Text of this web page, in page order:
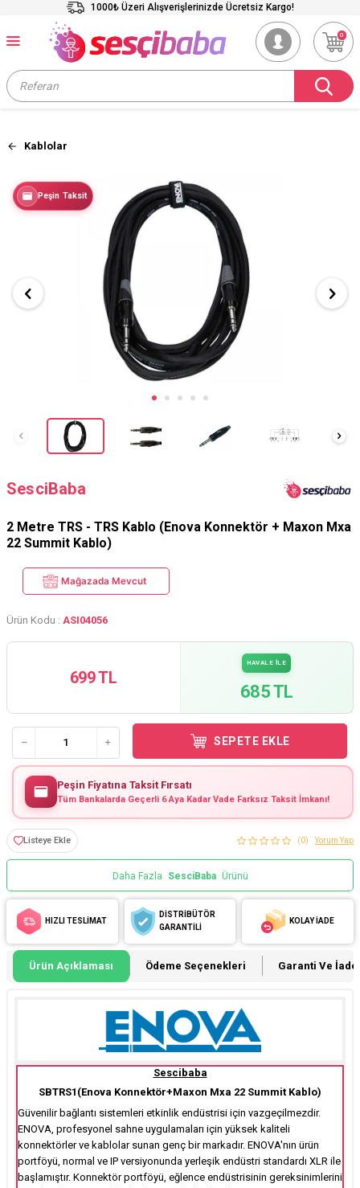
1000₺ Üzeri Alışverişlerinizde Ücretsiz Kargo!
0
Kablolar
Peşin Taksit
SesciBaba
2 Metre TRS - TRS Kablo (Enova Konnektör + Maxon Mxa
22 Summit Kablo)
Mağazada Mevcut
Ürün Kodu : ASI04056
699 TL
HAVALE İLE
685 TL
SEPETE EKLE
Peşin Fiyatına Taksit Fırsatı
Tüm Bankalarda Geçerli 6 Aya Kadar Vade Farksız Taksit İmkanı!
Listeye Ekle (0) Yorum Yap
Daha Fazla SesciBaba Ürünü
HIZLI TESLİMAT
DİSTRİBÜTÖR
GARANTİLİ
KOLAY İADE
Ürün Açıklaması Ödeme Seçenekleri Garanti Ve İade
Sescibaba
SBTRS1(Enova Konnektör+Maxon Mxa 22 Summit Kablo)
Güvenilir bağlantı sistemleri etkinlik endüstrisi için vazgeçilmezdir.
ENOVA, profesyonel sahne uygulamaları için yüksek kaliteli
konnektörler ve kablolar sunan genç bir markadır. ENOVA'nın ürün
portföyü, normal ve IP versiyonunda yerleşik endüstri standardı XLR ile
başlamıştır. Konnektör portföyü, eğlence endüstrisinin gereksinimlerini